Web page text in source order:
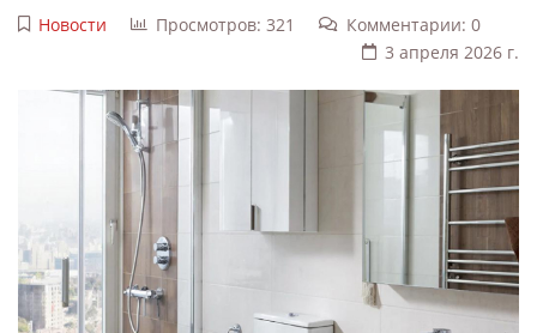
Новости Просмотров: 321
Комментарии: 0
3 апреля 2026 г.